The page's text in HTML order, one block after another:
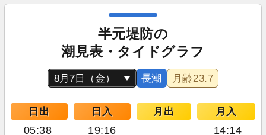
半元堤防の
潮見表・タイドグラフ
長潮 月齢23.7
日出 日入 月出 月入
05:38 19:16 14:14